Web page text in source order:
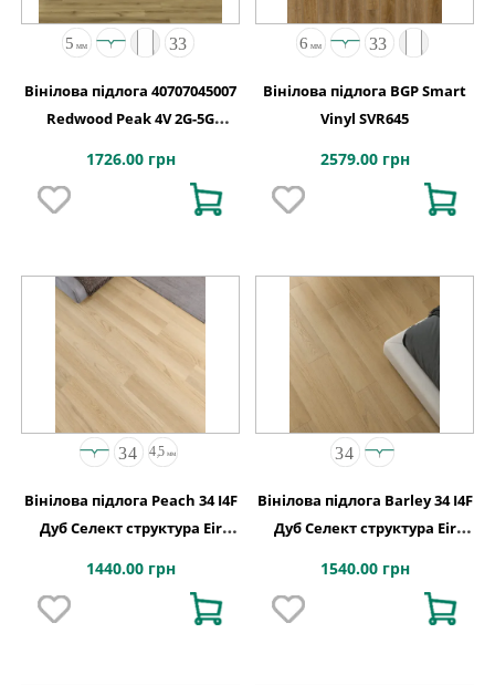
Вінілова підлога 40707045007
Redwood Peak 4V 2G-5G
1726.00 грн
Вінілова підлога BGP Smart
Vinyl SVR645
2579.00 грн
Вінілова підлога Peach 34 I4F
Дуб Селект структура Eir
1440.00 грн
Вінілова підлога Barley 34 I4F
Дуб Селект структура Eir
1540.00 грн